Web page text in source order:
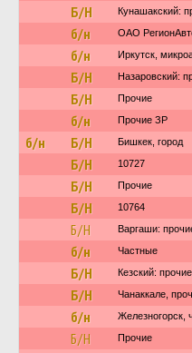
Б/Н Кунашакский:
б/н ОАО
б/н Иркутск,
Б/Н Назаровский:
Б/Н Прочие
б/н Прочие ЗР
б/н Б/Н Бишкек, город
Б/Н 10727
Б/Н Прочие
Б/Н 10764
Б/Н Варгаши:
б/н Частные
Б/Н Кезский: прочие
Б/Н Чанаккале,
б/н Железногорск,
Б/Н Прочие